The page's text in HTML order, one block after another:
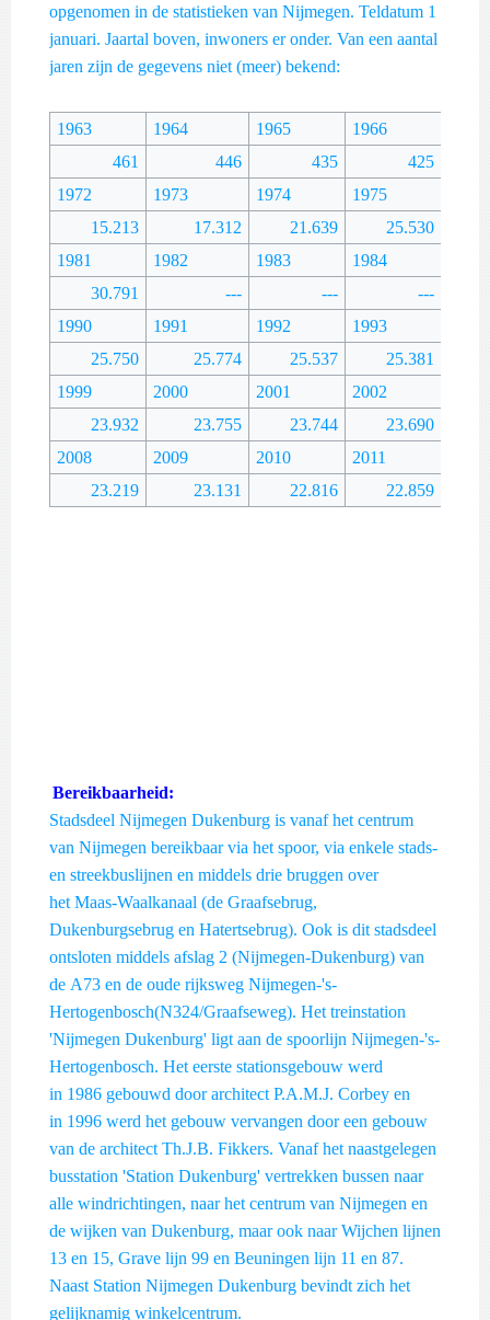
opgenomen in de statistieken van Nijmegen. Teldatum 1
januari. Jaartal boven, inwoners er onder. Van een aantal
jaren zijn de gegevens niet (meer) bekend:
1963 1964 1965 1966
461
446 435
425
1972
1973 1974 1975
15.213
17.312 21.639 25.530
1981
1982 1983 1984
30.791
--- --- ---
1990
1991 1992 1993
25.750
25.774 25.537 25.381
1999
2000 2001 2002
23.932
23.755 23.744 23.690
2008
2009 2010 2011
23.219
23.131 22.816 22.859
Bereikbaarheid:
Stadsdeel Nijmegen Dukenburg is vanaf het centrum
van Nijmegen bereikbaar via het spoor, via enkele stads-
en streekbuslijnen en middels drie bruggen over
het Maas-Waalkanaal (de Graafsebrug,
Dukenburgsebrug en Hatertsebrug). Ook is dit stadsdeel
ontsloten middels afslag 2 (Nijmegen-Dukenburg) van
de A73 en de oude rijksweg Nijmegen-'s-
Hertogenbosch(N324/Graafseweg). Het treinstation
'Nijmegen Dukenburg' ligt aan de spoorlijn Nijmegen-'s-
Hertogenbosch. Het eerste stationsgebouw werd
in 1986 gebouwd door architect P.A.M.J. Corbey en
in 1996 werd het gebouw vervangen door een gebouw
van de architect Th.J.B. Fikkers. Vanaf het naastgelegen
busstation 'Station Dukenburg' vertrekken bussen naar
alle windrichtingen, naar het centrum van Nijmegen en
de wijken van Dukenburg, maar ook naar Wijchen lijnen
13 en 15, Grave lijn 99 en Beuningen lijn 11 en 87.
Naast Station Nijmegen Dukenburg bevindt zich het
gelijknamig winkelcentrum.